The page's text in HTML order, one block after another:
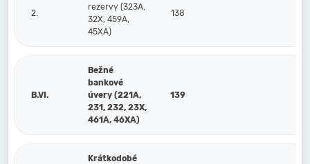
2.
rezervy (323A,
32X, 459A,
45XA)
138
B.VI.
Bežné
bankové
úvery (221A,
231, 232, 23X,
461A, 46XA)
139
Krátkodobé